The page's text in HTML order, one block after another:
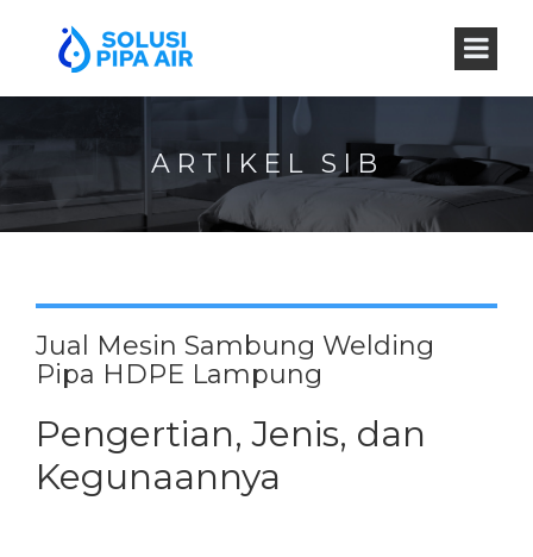
ARTIKEL SIB
Jual Mesin Sambung Welding
Pipa HDPE Lampung
Pengertian, Jenis, dan
Kegunaannya